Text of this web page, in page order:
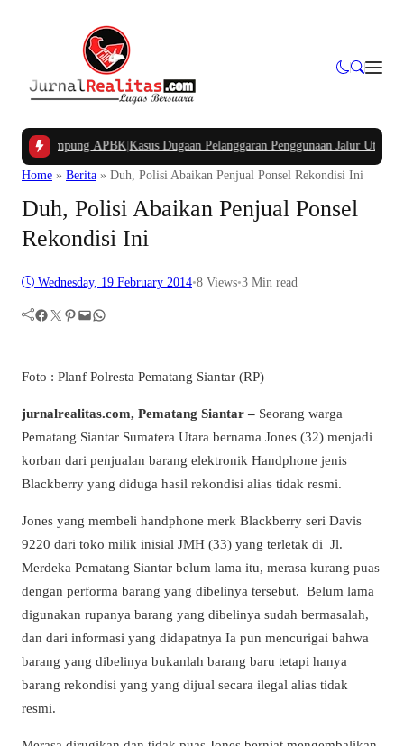
Kampung APBK |Kasus Dugaan Pelanggaran Penggunaan Jalur Utilitas
Home » Berita » Duh, Polisi Abaikan Penjual Ponsel Rekondisi Ini
Duh, Polisi Abaikan Penjual Ponsel
Rekondisi Ini
Wednesday, 19 February 2014•8 Views•3 Min read
Facebook Twitter Pinterest Mail WhatsApp
Foto : Planf Polresta Pematang Siantar (RP)
jurnalrealitas.com, Pematang Siantar – Seorang warga
Pematang Siantar Sumatera Utara bernama Jones (32) menjadi
korban dari penjualan barang elektronik Handphone jenis
Blackberry yang diduga hasil rekondisi alias tidak resmi.
Jones yang membeli handphone merk Blackberry seri Davis
9220 dari toko milik inisial JMH (33) yang terletak di Jl.
Merdeka Pematang Siantar belum lama itu, merasa kurang puas
dengan performa barang yang dibelinya tersebut. Belum lama
digunakan rupanya barang yang dibelinya sudah bermasalah,
dan dari informasi yang didapatnya Ia pun mencurigai bahwa
barang yang dibelinya bukanlah barang baru tetapi hanya
barang rekondisi yang yang dijual secara ilegal alias tidak
resmi.